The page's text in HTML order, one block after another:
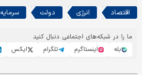
اقتصاد انرژی دولت سرمایه
ما را در شبکه‌های اجتماعی دنبال کنید
بله
اینستاگرم تلگرام ایکس